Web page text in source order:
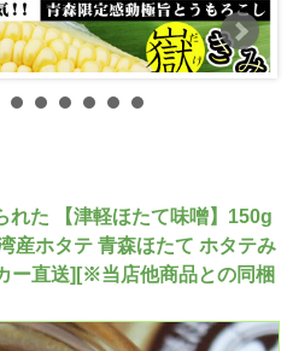
れた 【津軽ほたて味噌】150g
産ホタテ 青森ほたて ホタテみ
直送][※当店他商品との同梱